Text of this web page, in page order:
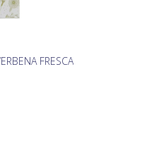
FRESCA